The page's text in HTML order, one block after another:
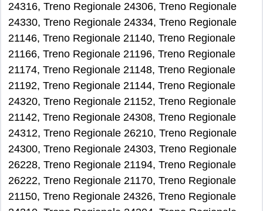
24316, Treno Regionale 24306, Treno Regionale
24330, Treno Regionale 24334, Treno Regionale
21146, Treno Regionale 21140, Treno Regionale
21166, Treno Regionale 21196, Treno Regionale
21174, Treno Regionale 21148, Treno Regionale
21192, Treno Regionale 21144, Treno Regionale
24320, Treno Regionale 21152, Treno Regionale
21142, Treno Regionale 24308, Treno Regionale
24312, Treno Regionale 26210, Treno Regionale
24300, Treno Regionale 24303, Treno Regionale
26228, Treno Regionale 21194, Treno Regionale
26222, Treno Regionale 21170, Treno Regionale
21150, Treno Regionale 24326, Treno Regionale